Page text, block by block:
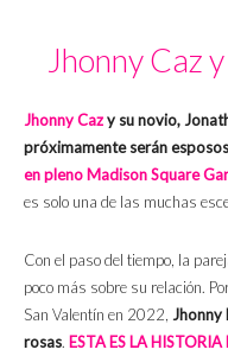
Jhonny Caz
Jhonny Cazy su novio,
próximamente serán esposos
en pleno Madison Square
es solo una de las muchas
Con el paso del tiempo, la
poco más sobre su relación.
San Valentín en 2022, Jhonny
rosas. ESTA ES LA